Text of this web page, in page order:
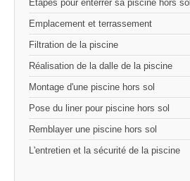
Etapes pour enterrer sa piscine hors sol
Emplacement et terrassement
Filtration de la piscine
Réalisation de la dalle de la piscine
Montage d'une piscine hors sol
Pose du liner pour piscine hors sol
Remblayer une piscine hors sol
L'entretien et la sécurité de la piscine